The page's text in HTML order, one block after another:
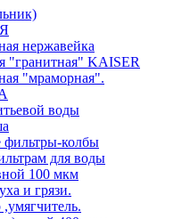
нержавейка
"гранитная" KAISER
"мраморная".
воды
фильтры-колбы
для воды
100 мкм
и грязи.